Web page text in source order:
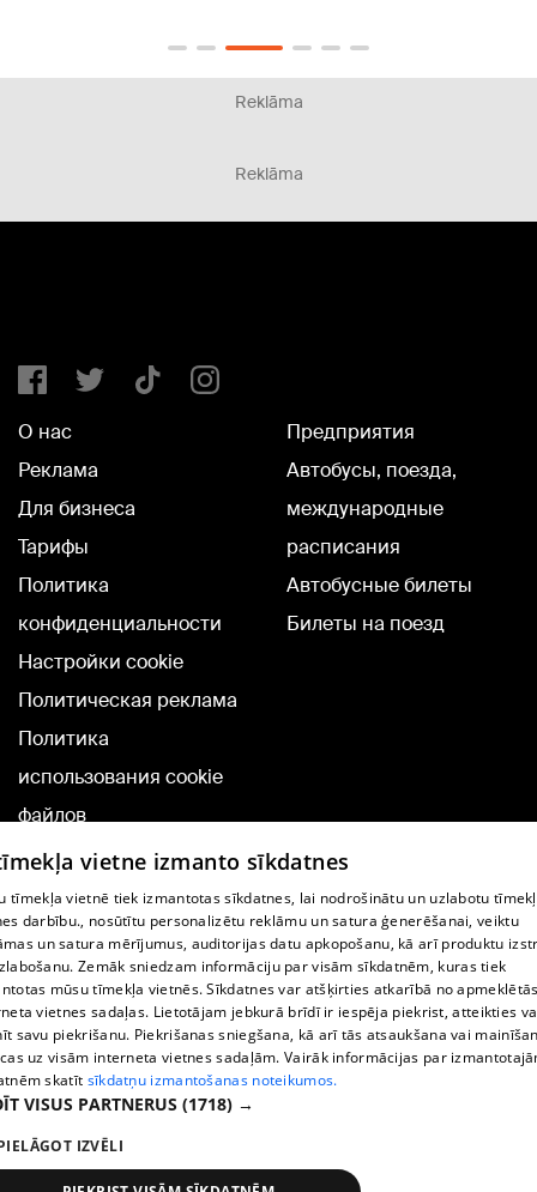
Reklāma
Reklāma
О нас
Реклама
Для бизнеса
Тарифы
Политика
конфиденциальности
Настройки cookie
Политическая реклама
Политика
использования cookie
файлов
Добавление
комментариев
Предприятия
Автобусы, поезда,
международные
расписания
Автобусные билеты
Билеты на поезд
TВ-программа
Условия договора
360 Ziņu kontakti
Helio Media
Служба помощи портала: э-почта -
vietne izmanto sīkdatnes
tīmekļa vietnē tiek izmantotas sīkdatnes, lai nodrošinātu un uzlabotu
darbību., nosūtītu personalizētu reklāmu un satura ģenerēšanai, veiktu
un satura mērījumus, auditorijas datu apkopošanu, kā arī produktu
Zemāk sniedzam informāciju par visām sīkdatnēm, kuras tiek
mūsu tīmekļa vietnēs. Sīkdatnes var atšķirties atkarībā no
vietnes sadaļas. Lietotājam jebkurā brīdī ir iespēja piekrist, atteikties
savu piekrišanu. Piekrišanas sniegšana, kā arī tās atsaukšana vai
uz visām interneta vietnes sadaļām. Vairāk informācijas par
skatīt sīkdatņu izmantošanas noteikumos.
VISUS PARTNERUS (1718) →
IZVĒLI